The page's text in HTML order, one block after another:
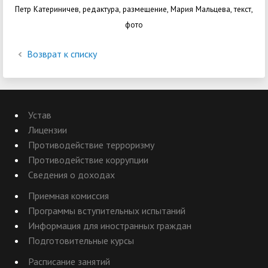
Петр Катериничев, редактура, размещение, Мария Мальцева, текст,
фото
Возврат к списку
Устав
Лицензии
Противодействие терроризму
Противодействие коррупции
Сведения о доходах
Приемная комиссия
Программы вступительных испытаний
Информация для иностранных граждан
Подготовительные курсы
Расписание занятий